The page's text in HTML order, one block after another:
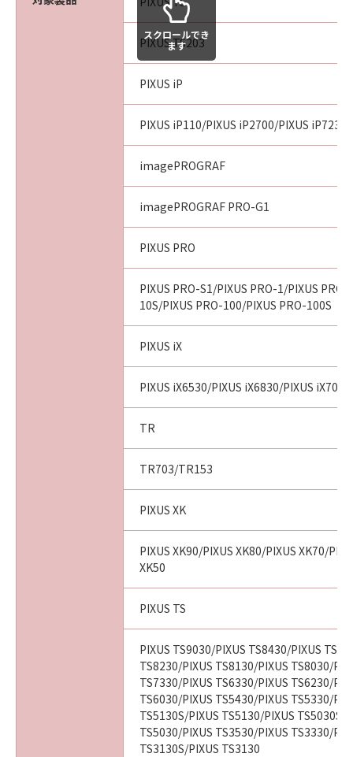
PIXUS TS203
PIXUS iP
PIXUS iP110/PIXUS iP2700/PIXUS
imagePROGRAF
imagePROGRAF PRO-G1
PIXUS PRO
PIXUS PRO-S1/PIXUS PRO-1/PIXUS
10S/PIXUS PRO-100/PIXUS PRO-100S
PIXUS iX
PIXUS iX6530/PIXUS iX6830/PIXUS iX7000
TR
TR703/TR153
PIXUS XK
PIXUS XK90/PIXUS XK80/PIXUS XK70/
XK50
PIXUS TS
PIXUS TS9030/PIXUS TS8430/PIXUS
TS8230/PIXUS TS8130/PIXUS TS8030/
TS7330/PIXUS TS6330/PIXUS TS6230/
TS6030/PIXUS TS5430/PIXUS TS5330/
TS5130S/PIXUS TS5130/PIXUS TS5030S/
TS5030/PIXUS TS3530/PIXUS TS3330/
TS3130S/PIXUS TS3130
スクロールでき
ます